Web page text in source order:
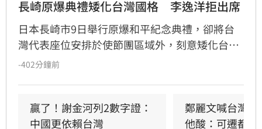
長崎原爆典禮矮化台灣國格　李逸洋拒出席
日本長崎市9日舉行原爆和平紀念典禮，卻將台
灣代表座位安排於使節團區域外，刻意矮化台灣
國格。駐日代表李逸洋對此表達強烈抗議與遺
法律戰的工具。他強調台灣長期熱愛和平，且台
日經貿與民間交流深厚，長崎市政府的親中舉動
-402分鐘前
贏了！謝金河列2數字證：
中國更依賴台灣
鄭麗文喊台灣
他酸：可遷都重